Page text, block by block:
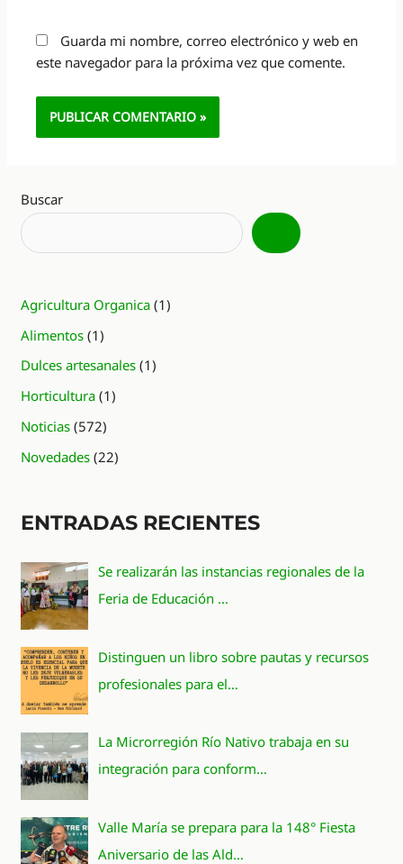
Guarda mi nombre, correo electrónico y web en
este navegador para la próxima vez que comente.
Buscar
Agricultura Organica (1)
Alimentos (1)
Dulces artesanales (1)
Horticultura (1)
Noticias (572)
Novedades (22)
ENTRADAS RECIENTES
Se realizarán las instancias regionales de la
Feria de Educación …
Distinguen un libro sobre pautas y recursos
profesionales para el…
La Microrregión Río Nativo trabaja en su
integración para conform…
Valle María se prepara para la 148° Fiesta
Aniversario de las Ald…